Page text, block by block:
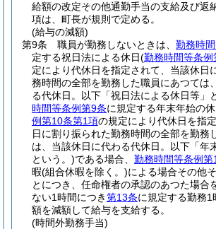
給額の改定その他通勤手当の支給及び返
項は、町長が規則で定める。
(給与の減額)
第9条
職員が勤務しないときは、 勤務時
定する祝日法による休日(勤務時間等条
定により代休日を指定されて、当該休日
務時間の全部を勤務した職員にあつては
る代休日。以下「祝日法による休日等」
時間等条例第9条に規定する年末年始の休
例第10条第1項の規定により代休日を指
日に割り振られた勤務時間の全部を勤務
は、当該休日に代わる代休日。以下「年
という。)である場合、 勤務時間等条例第
暇(組合休暇を除く。)による場合その他
とにつき、任命権者の承認のあつた場合
ない1時間につき第13条に規定する勤務
額を減額して給与を支給する。
(時間外勤務手当)